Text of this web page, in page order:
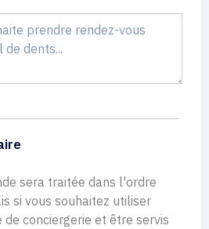
sera traitée dans l'ordre
si vous souhaitez utiliser
de conciergerie et être servis